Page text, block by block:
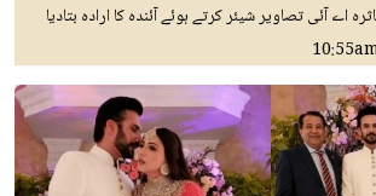
اے آئی تصاویر شیئر کرتے ہوئے آئندہ کا ارادہ بتادیا